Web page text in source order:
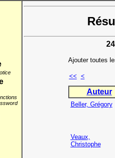
Ajouter toutes
<< <
Auteur
Beller, Grégory
Veaux,
Christophe